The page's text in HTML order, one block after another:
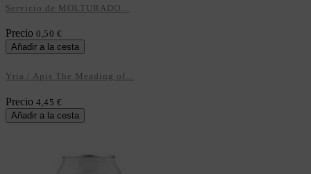
Servicio de MOLTURADO...
Precio 0,50 €
Añadir a la cesta
Yria / Apis The Meading of...
Precio 4,45 €
Añadir a la cesta